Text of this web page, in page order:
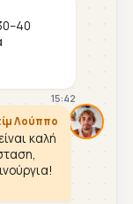
15:42
Λούππο
καλή